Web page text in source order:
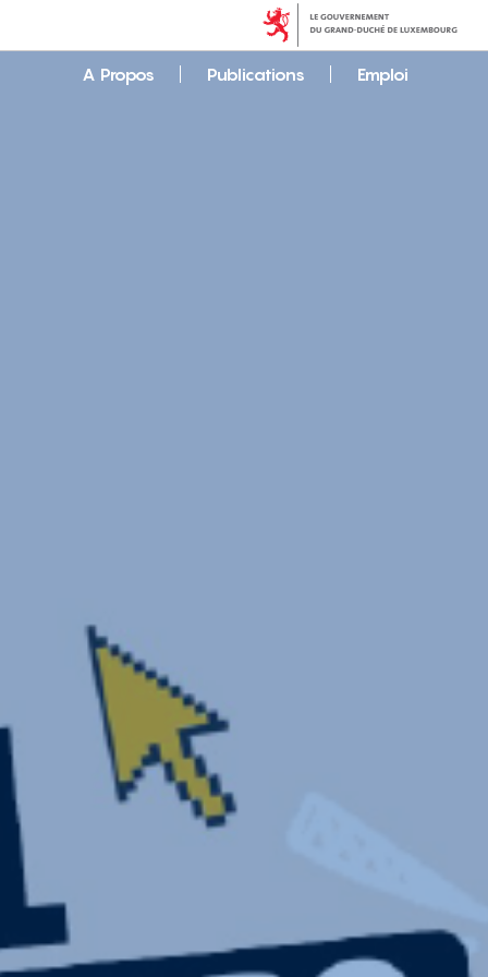
A Propos Publications Emploi